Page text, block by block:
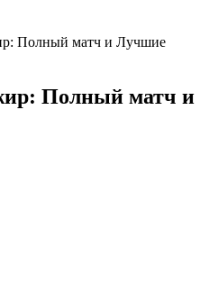
Полный матч и Лучшие
Полный матч и